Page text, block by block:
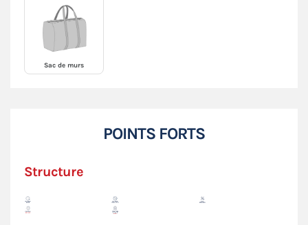
Sac de murs
POINTS FORTS
Structure